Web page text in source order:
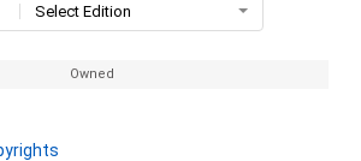
Select Edition
Owned